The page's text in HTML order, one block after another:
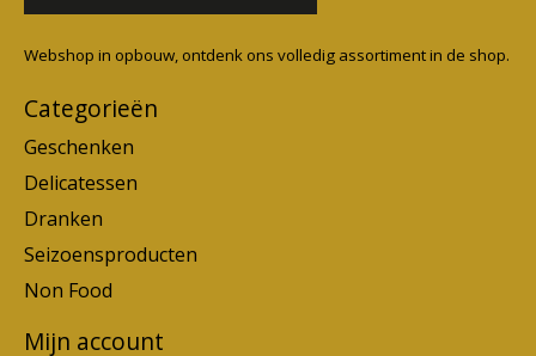
Webshop in opbouw, ontdenk ons volledig assortiment in de shop.
Categorieën
Geschenken
Delicatessen
Dranken
Seizoensproducten
Non Food
Mijn account